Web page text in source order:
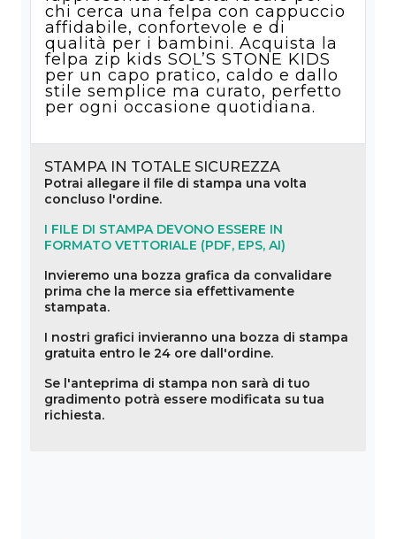
chi cerca una felpa con cappuccio
affidabile, confortevole e di
qualità per i bambini. Acquista la
felpa zip kids SOL’S STONE KIDS
per un capo pratico, caldo e dallo
stile semplice ma curato, perfetto
per ogni occasione quotidiana.
STAMPA IN TOTALE SICUREZZA
Potrai allegare il file di stampa una volta
concluso l'ordine.
I FILE DI STAMPA DEVONO ESSERE IN
FORMATO VETTORIALE (PDF, EPS, AI)
Invieremo una bozza grafica da convalidare
prima che la merce sia effettivamente
stampata.
I nostri grafici invieranno una bozza di stampa
gratuita entro le 24 ore dall'ordine.
Se l'anteprima di stampa non sarà di tuo
gradimento potrà essere modificata su tua
richiesta.